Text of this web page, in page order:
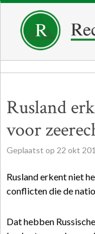
Rusland
voor
Geplaatst op 22 okt
Rusland erkent niet
conflicten die de
Dat hebben